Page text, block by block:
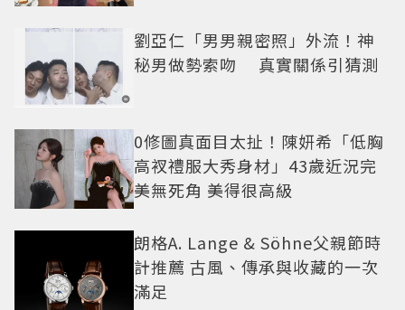
劉亞仁「男男親密照」外流！神
秘男做勢索吻 真實關係引猜測
0修圖真面目太扯！陳妍希「低胸
高衩禮服大秀身材」43歲近況完
美無死角 美得很高級
朗格A. Lange & Söhne父親節時
計推薦 古風、傳承與收藏的一次
滿足